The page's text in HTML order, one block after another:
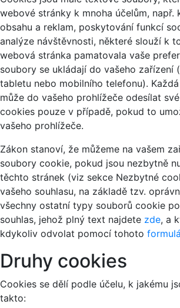
webové stránky k mnoha účelům, např.
obsahu a reklam, poskytování funkcí
analýze návštěvnosti, některé slouží k
webová stránka pamatovala vaše
soubory se ukládají do vašeho zařízení
tabletu nebo mobilního telefonu).
může do vašeho prohlížeče odesílat
cookies pouze v případě, pokud to
vašeho prohlížeče.
Zákon stanoví, že můžeme na vašem
soubory cookie, pokud jsou nezbytně
těchto stránek (viz sekce Nezbytné
vašeho souhlasu, na základě tzv.
všechny ostatní typy souborů cookie
souhlas, jehož plný text najdete zde, a
kdykoliv odvolat pomocí tohoto
Druhy cookies
Cookies se dělí podle účelu, k jakému
takto: